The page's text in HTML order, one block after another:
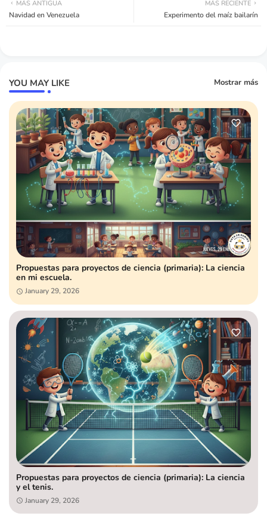
MÁS RECIENTE
Experimento del maíz bailarín
MÁS ANTIGUA
Navidad en Venezuela
YOU MAY LIKE Mostrar más
Propuestas para proyectos de ciencia (primaria): La ciencia
en mi escuela.
January 29, 2026
Propuestas para proyectos de ciencia (primaria): La ciencia
y el tenis.
January 29, 2026